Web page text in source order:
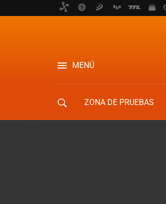
MENÚ
ZONA DE PRUEBAS